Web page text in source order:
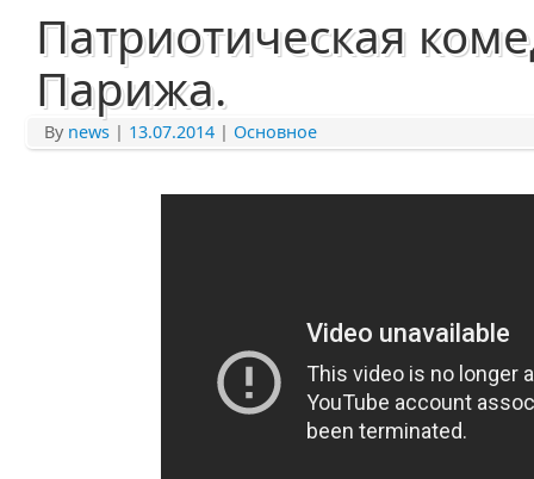
Патриотическая
Парижа.
By news | 13.07.2014 | Основное